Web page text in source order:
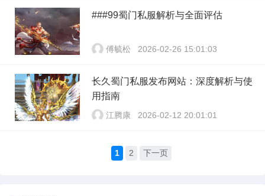
###99蜀门私服解析与全面评估
傅毓松 2026-02-26 15:01:03
长久蜀门私服发布网站：深度解析与使
用指南
江腾康 2026-02-12 20:01:01
1 2 下一页